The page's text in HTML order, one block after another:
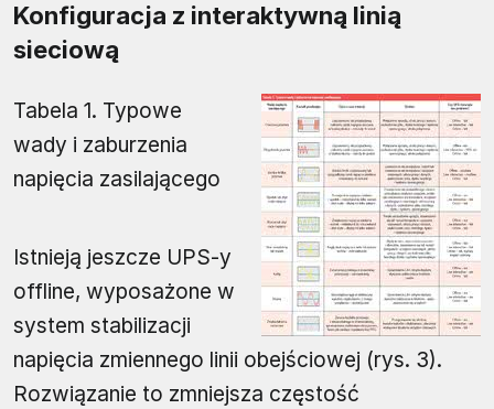
Konfiguracja z interaktywną linią
sieciową
Tabela 1. Typowe
wady i zaburzenia
napięcia zasilającego
Istnieją jeszcze UPS-y
offline, wyposażone w
system stabilizacji
napięcia zmiennego linii obejściowej (rys. 3).
Rozwiązanie to zmniejsza częstość